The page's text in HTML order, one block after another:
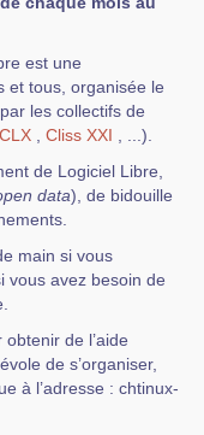
est une
et tous, organisée le
les collectifs de
CLX Cliss XXI , ...).
de Logiciel Libre,
data), de bidouille
main si vous
vous avez besoin de
de l’aide
de s’organiser,
à l’adresse : chtinux-